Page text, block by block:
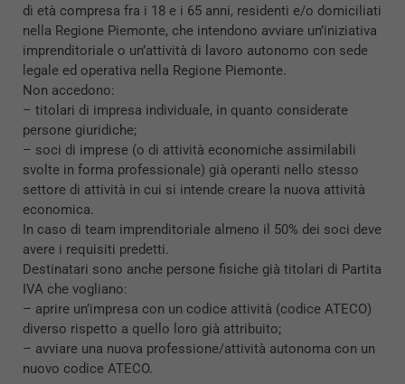
di età compresa fra i 18 e i 65 anni, residenti e/o domiciliati
nella Regione Piemonte, che intendono avviare un’iniziativa
imprenditoriale o un’attività di lavoro autonomo con sede
legale ed operativa nella Regione Piemonte.
Non accedono:
– titolari di impresa individuale, in quanto considerate
persone giuridiche;
– soci di imprese (o di attività economiche assimilabili
svolte in forma professionale) già operanti nello stesso
settore di attività in cui si intende creare la nuova attività
economica.
In caso di team imprenditoriale almeno il 50% dei soci deve
avere i requisiti predetti.
Destinatari sono anche persone fisiche già titolari di Partita
IVA che vogliano:
– aprire un’impresa con un codice attività (codice ATECO)
diverso rispetto a quello loro già attribuito;
– avviare una nuova professione/attività autonoma con un
nuovo codice ATECO.